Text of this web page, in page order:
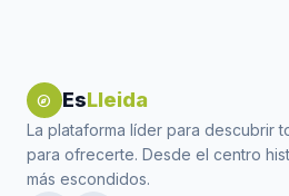
explore EsLleida
La plataforma líder para descubrir
para ofrecerte. Desde el centro
más escondidos.